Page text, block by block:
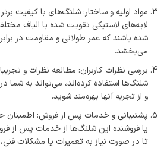
مواد اولیه و ساختار: شلنگ‌های با کیفیت برتر
لایه‌های لاستیکی تقویت شده با الیاف
شده باشند که عمر طولانی و مقاومت در
می‌بخشد.
بررسی نظرات کاربران: مطالعه نظرات و
شلنگ‌ها استفاده کرده‌اند، می‌تواند به
و از تجربه آنها بهره‌مند شوید.
پشتیبانی و خدمات پس از فروش: اطمینان
یا فروشنده این شلنگ‌ها از خدمات پس از
تا در صورت نیاز به تعمیرات یا مشکلات